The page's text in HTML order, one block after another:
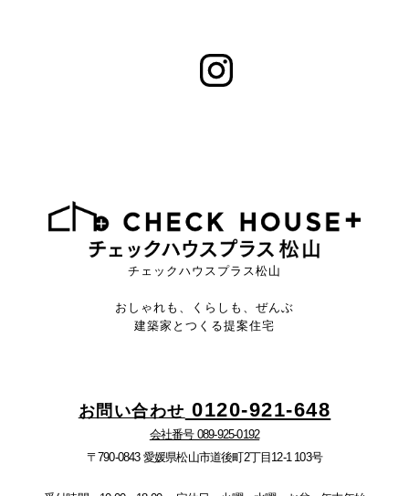
チェックハウスプラス松山
おしゃれも、くらしも、ぜんぶ
建築家とつくる提案住宅
お問い合わせ 0120-921-648
会社番号 089-925-0192
〒790-0843 愛媛県松山市道後町2丁目12-1 103号